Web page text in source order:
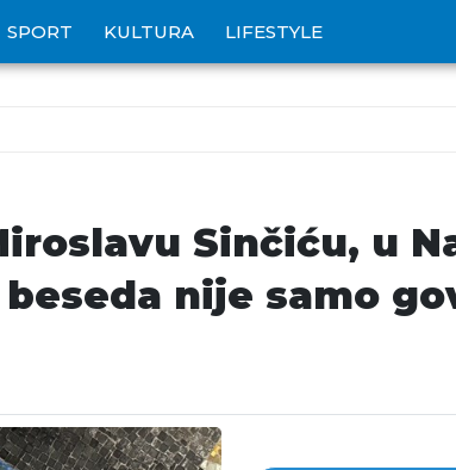
SPORT KULTURA LIFESTYLE
Sinčiću, u
nije samo